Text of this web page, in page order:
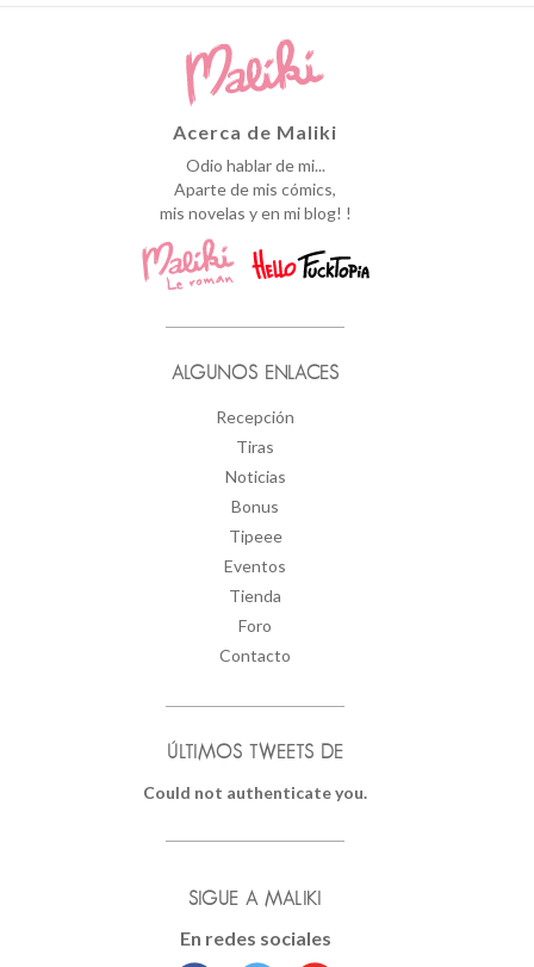
Acerca de Maliki
Odio hablar de mi...
Aparte de mis cómics,
mis novelas y en mi blog! !
ALGUNOS ENLACES
Recepción
Tiras
Noticias
Bonus
Tipeee
Eventos
Tienda
Foro
Contacto
ÚLTIMOS TWEETS DE
Could not authenticate you.
SIGUE A MALIKI
En redes sociales